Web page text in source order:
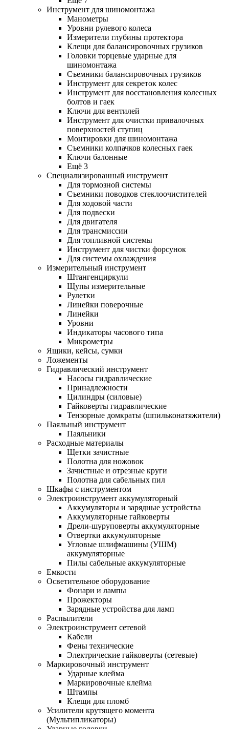
Инструмент для шиномонтажа
Манометры
Уровни рулевого колеса
Измерители глубины протектора
Клещи для балансировочных грузиков
Головки торцевые ударные для
шиномонтажа
Съемники балансировочных грузиков
Инструмент для секреток колес
Инструмент для восстановления колесных
болтов и гаек
Ключи для вентилей
Инструмент для очистки привалочных
поверхностей ступиц
Монтировки для шиномонтажа
Съемники колпачков колесных гаек
Ключи балонные
Ещё 3
Специализированный инструмент
Для тормозной системы
Съемники поводков стеклоочистителей
Для ходовой части
Для подвески
Для двигателя
Для трансмиссии
Для топливной системы
Инструмент для чистки форсунок
Для системы охлаждения
Измерительный инструмент
Штангенциркули
Щупы измерительные
Рулетки
Линейки поверочные
Линейки
Уровни
Индикаторы часового типа
Микрометры
Ящики, кейсы, сумки
Ложементы
Гидравлический инструмент
Насосы гидравлические
Принадлежности
Цилиндры (силовые)
Гайковерты гидравлические
Тензорные домкраты (шпильконатяжители)
Паяльный инструмент
Паяльники
Расходные материалы
Щетки зачистные
Полотна для ножовок
Зачистные и отрезные круги
Полотна для сабельных пил
Шкафы с инструментом
Электроинструмент аккумуляторный
Аккумуляторы и зарядные устройства
Аккумуляторные гайковерты
Дрели-шуруповерты аккумуляторные
Отвертки аккумуляторные
Угловые шлифмашины (УШМ)
аккумуляторные
Пилы сабельные аккумуляторные
Емкости
Осветительное оборудование
Фонари и лампы
Прожекторы
Зарядные устройства для ламп
Распылители
Электроинструмент сетевой
Кабели
Фены технические
Электрические гайковерты (сетевые)
Маркировочный инструмент
Ударные клейма
Маркировочные клейма
Штампы
Клещи для пломб
Усилители крутящего момента
(Мультипликаторы)